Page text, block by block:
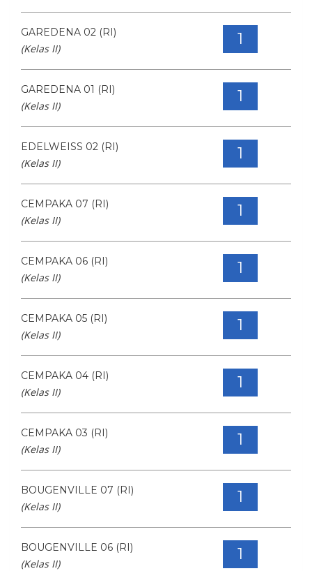
GAREDENA 02 (RI)
(Kelas II)
1
GAREDENA 01 (RI)
(Kelas II)
1
EDELWEISS 02 (RI)
(Kelas II)
1
CEMPAKA 07 (RI)
(Kelas II)
1
CEMPAKA 06 (RI)
(Kelas II)
1
CEMPAKA 05 (RI)
(Kelas II)
1
CEMPAKA 04 (RI)
(Kelas II)
1
CEMPAKA 03 (RI)
(Kelas II)
1
BOUGENVILLE 07 (RI)
(Kelas II)
1
BOUGENVILLE 06 (RI)
(Kelas II)
1